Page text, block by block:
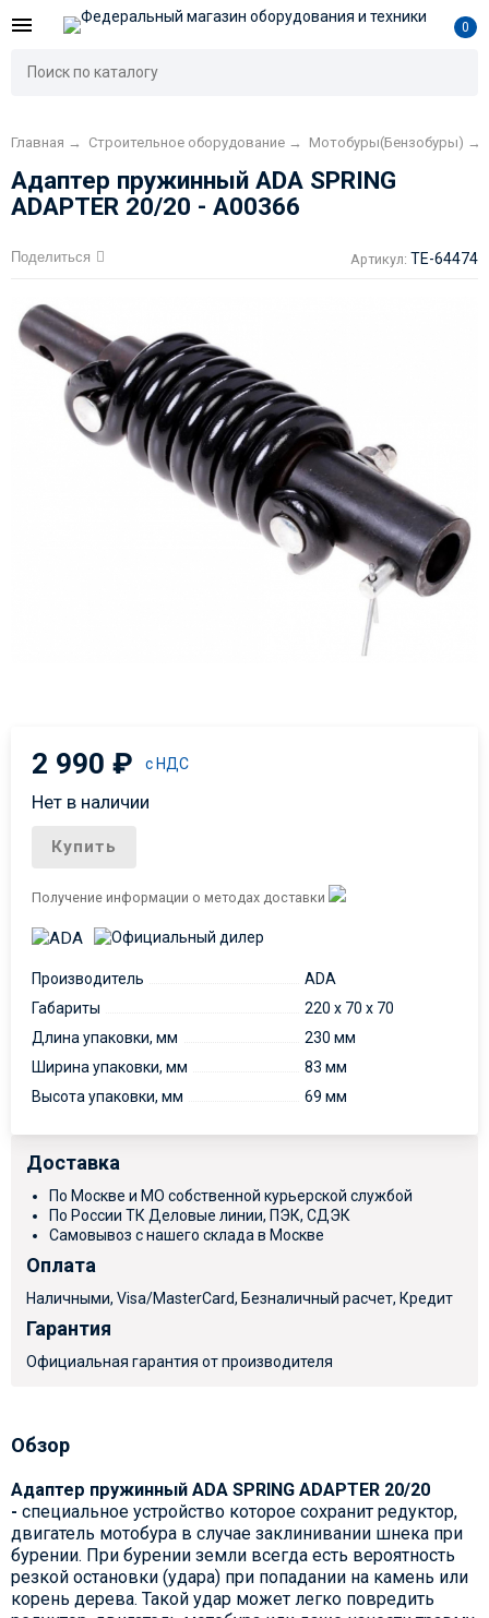
0
Главная → Строительное оборудование → Мотобуры(Бензобуры) →
Адаптер пружинный ADA SPRING
ADAPTER 20/20 - А00366
Поделиться Артикул: TE-64474
2 990₽ с НДС
Нет в наличии
Купить
Получение информации о методах доставки
Производитель
ADA
Габариты
220 x 70 x 70
Длина упаковки, мм
230 мм
Ширина упаковки, мм
83 мм
Высота упаковки, мм
69 мм
Доставка
По Москве и МО собственной курьерской службой
По России ТК Деловые линии, ПЭК, СДЭК
Самовывоз с нашего склада в Москве
Оплата
Наличными, Visa/MasterCard, Безналичный расчет, Кредит
Гарантия
Официальная гарантия от производителя
Обзор
Адаптер пружинный ADA SPRING ADAPTER 20/20
- специальное устройство которое сохранит редуктор,
двигатель мотобура в случае заклинивании шнека при
бурении. При бурении земли всегда есть вероятность
резкой остановки (удара) при попадании на камень или
корень дерева. Такой удар может легко повредить